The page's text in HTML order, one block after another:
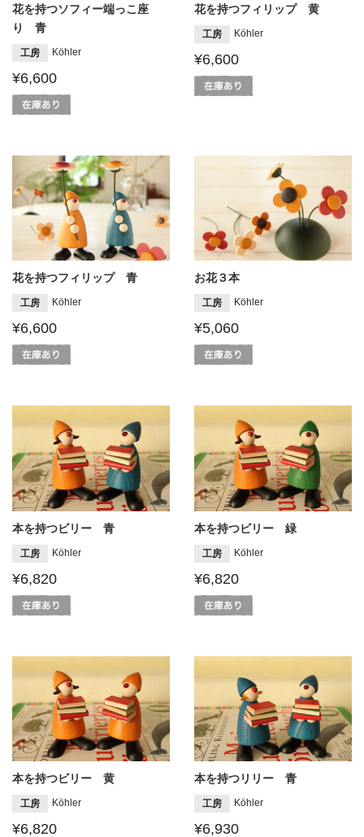
花を持つソフィー端っこ座
り 青
工房 Köhler
¥6,600
花を持つフィリップ 黄
工房 Köhler
¥6,600
花を持つフィリップ 青
工房 Köhler
¥6,600
お花３本
工房 Köhler
¥5,060
本を持つビリー 青
工房 Köhler
¥6,820
本を持つビリー 緑
工房 Köhler
¥6,820
本を持つビリー 黄
工房 Köhler
¥6,820
本を持つリリー 青
工房 Köhler
¥6,930